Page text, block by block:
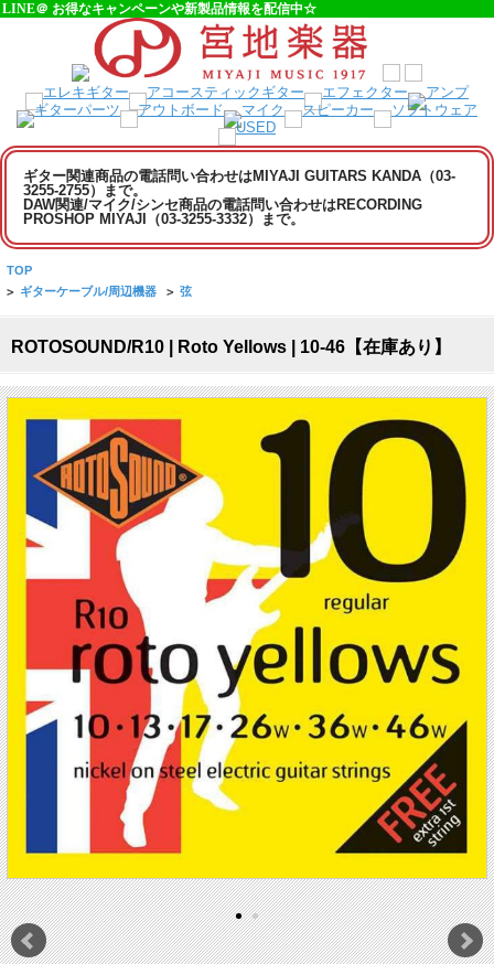
LINE＠ お得なキャンペーンや新製品情報を配信中☆
ギター関連商品の電話問い合わせはMIYAJI GUITARS KANDA（03-
3255-2755）まで。
DAW関連/マイク/シンセ商品の電話問い合わせはRECORDING
PROSHOP MIYAJI（03-3255-3332）まで。
TOP
> ギターケーブル/周辺機器 > 弦
ROTOSOUND/R10 | Roto Yellows | 10-46【在庫あり】